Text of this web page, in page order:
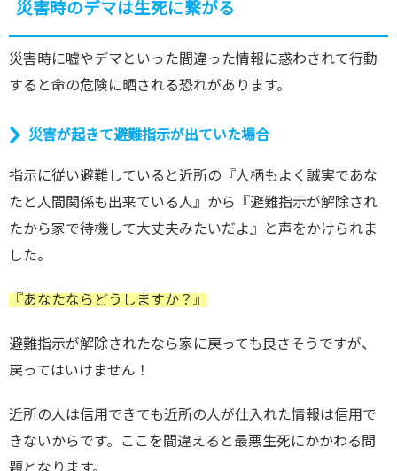
災害時のデマは生死に繋がる
災害時に嘘やデマといった間違った情報に惑わされて行動
すると命の危険に晒される恐れがあります。
災害が起きて避難指示が出ていた場合
指示に従い避難していると近所の『人柄もよく誠実であな
たと人間関係も出来ている人』から『避難指示が解除され
たから家で待機して大丈夫みたいだよ』と声をかけられま
した。
『あなたならどうしますか？』
避難指示が解除されたなら家に戻っても良さそうですが、
戻ってはいけません！
近所の人は信用できても近所の人が仕入れた情報は信用で
きないからです。ここを間違えると最悪生死にかかわる問